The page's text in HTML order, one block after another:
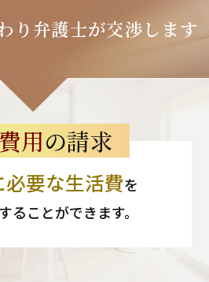
り 弁護士が交渉します
用の請求
必要な生活費を
ることができます。